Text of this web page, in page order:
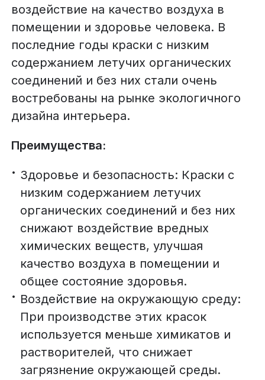
воздействие на качество воздуха в
помещении и здоровье человека. В
последние годы краски с низким
содержанием летучих органических
соединений и без них стали очень
востребованы на рынке экологичного
дизайна интерьера.
Преимущества:
Здоровье и безопасность: Краски с
низким содержанием летучих
органических соединений и без них
снижают воздействие вредных
химических веществ, улучшая
качество воздуха в помещении и
общее состояние здоровья.
Воздействие на окружающую среду:
При производстве этих красок
используется меньше химикатов и
растворителей, что снижает
загрязнение окружающей среды.